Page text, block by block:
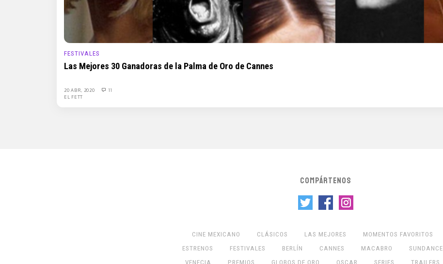
FESTIVALES
Las Mejores 30 Ganadoras de la Palma de Oro de Cannes
20 ABR, 2020
11
EL FETT
COMPÁRTENOS
CINE MEXICANO CLÁSICOS LAS MEJORES MOMENTOS FAVORITOS
ESTRENOS
FESTIVALES BERLÍN CANNES MACABRO SUNDANCE
VENECIA
PREMIOS GLOBOS DE ORO OSCAR SERIES TRAILERS